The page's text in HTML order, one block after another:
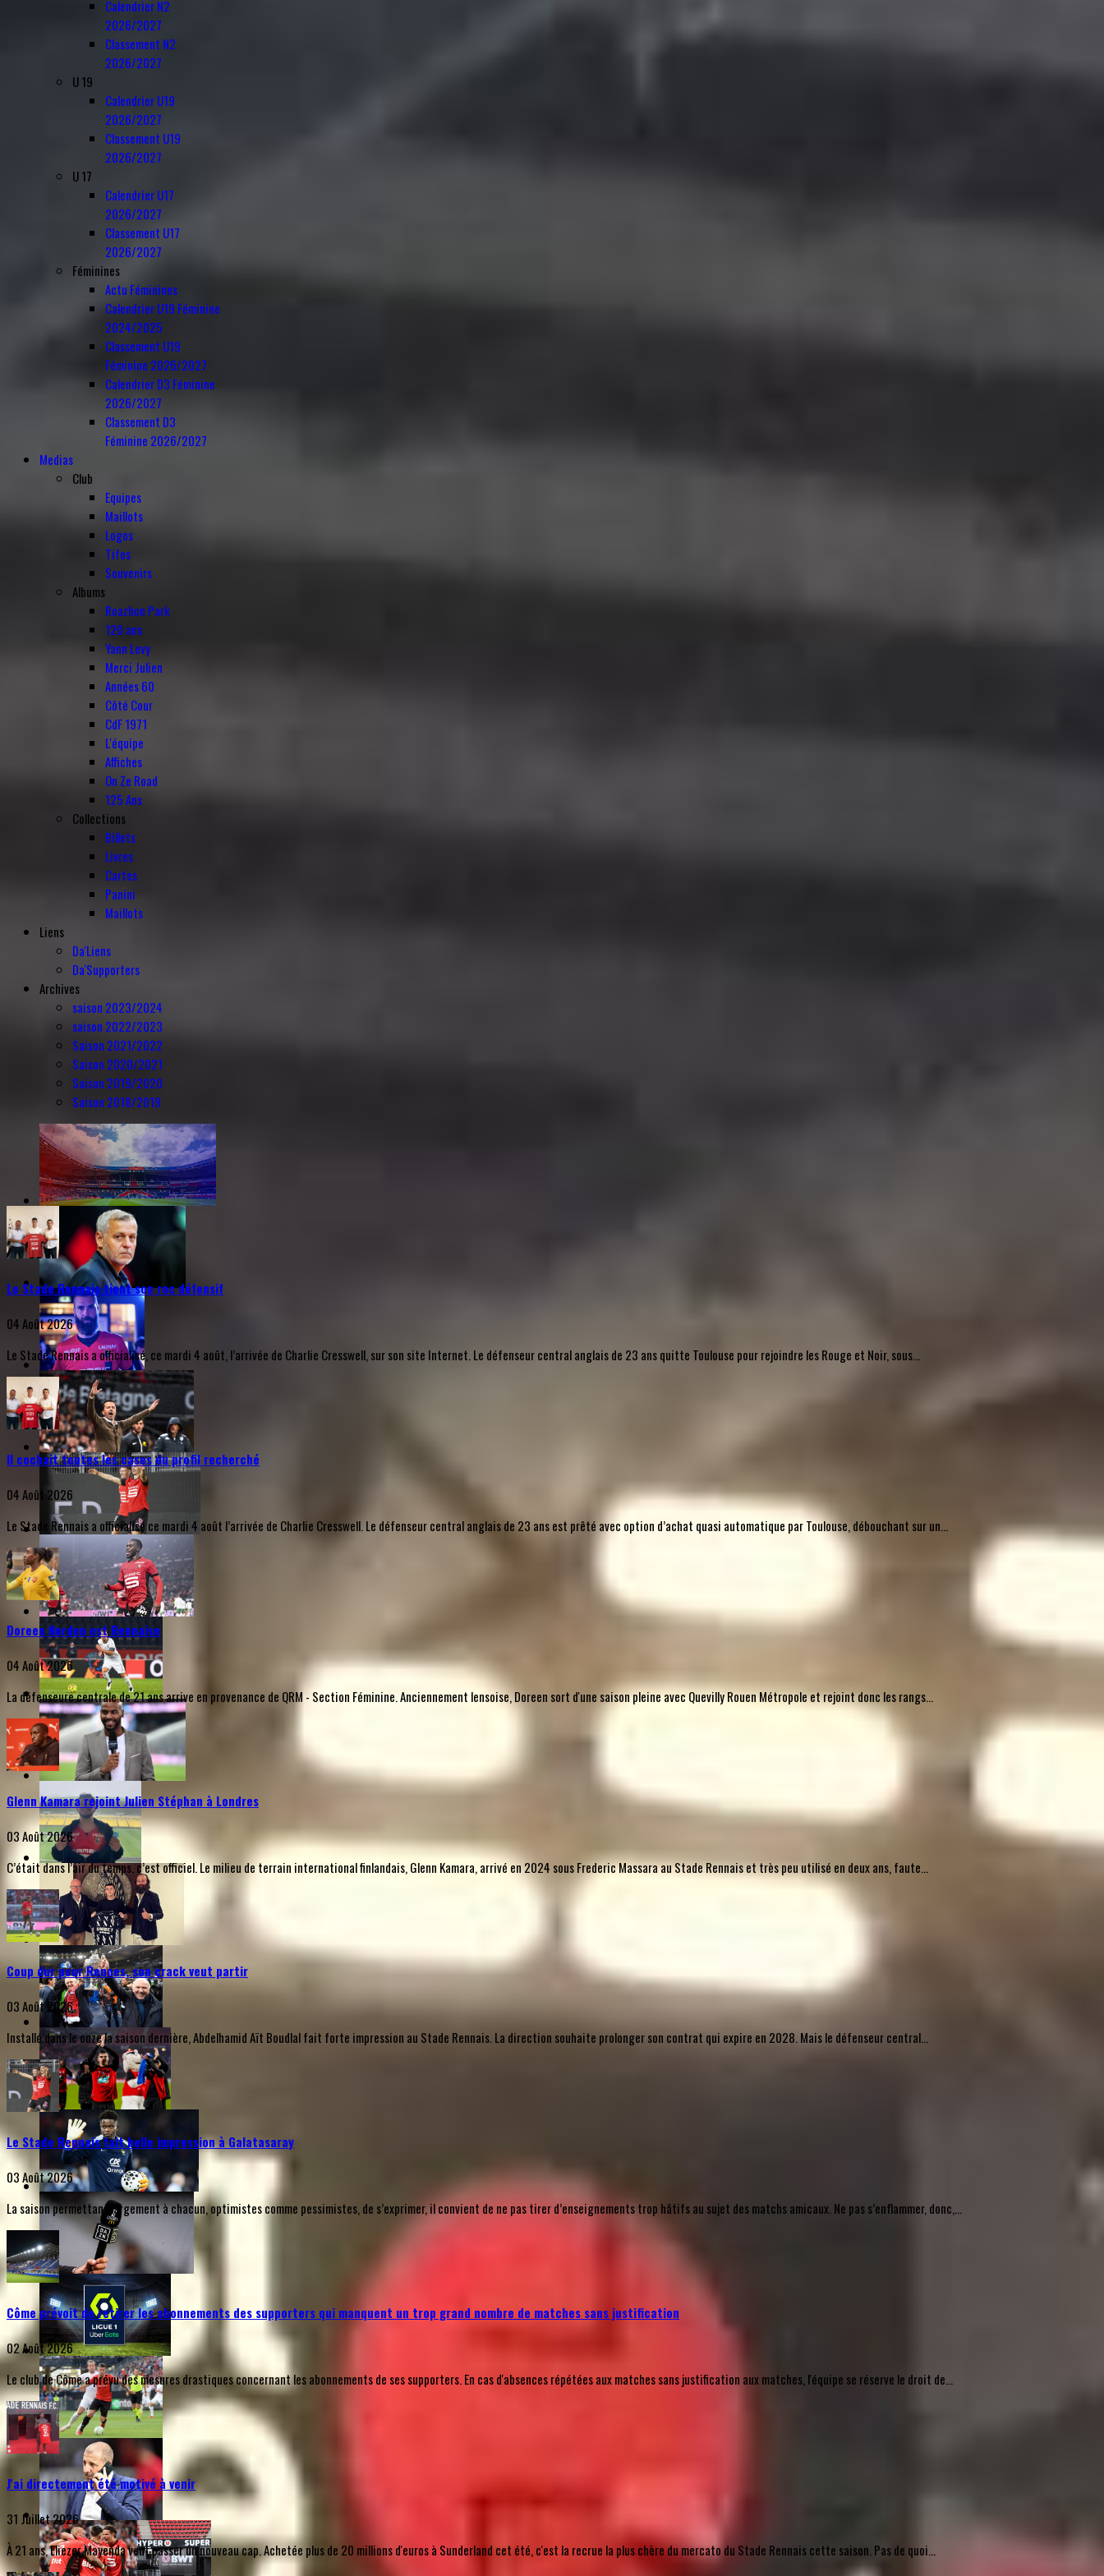
Calendrier N2
2026/2027
Classement N2
2026/2027
U 19
Calendrier U19
2026/2027
Classement U19
2026/2027
U 17
Calendrier U17
2026/2027
Classement U17
2026/2027
Féminines
Actu Féminines
Calendrier U19 Féminine
2024/2025
Classement U19
Féminine 2026/2027
Calendrier D3 Féminine
2026/2027
Classement D3
Féminine 2026/2027
Medias
Club
Equipes
Maillots
Logos
Tifos
Souvenirs
Albums
Roazhon Park
120 ans
Yann Levy
Merci Julien
Années 60
Côté Cour
CdF 1971
L'équipe
Affiches
On Ze Road
125 Ans
Collections
Billets
Livres
Cartes
Panini
Maillots
Liens
Da'Liens
Da'Supporters
Archives
saison 2023/2024
saison 2022/2023
Saison 2021/2022
Saison 2020/2021
Saison 2019/2020
Saison 2018/2019
Le Stade Rennais tient son roc défensif
04 Août 2026
Le Stade Rennais a officialisé, ce mardi 4 août, l’arrivée de Charlie Cresswell, sur son site Internet. Le défenseur central anglais de 23 ans quitte Toulouse pour rejoindre les Rouge et Noir, sous...
Il cochait toutes les cases du profil recherché
04 Août 2026
Le Stade Rennais a officialisé ce mardi 4 août l’arrivée de Charlie Cresswell. Le défenseur central anglais de 23 ans est prêté avec option d’achat quasi automatique par Toulouse, débouchant sur un...
Doreen Norden est Rennaise
04 Août 2026
La défenseure centrale de 21 ans arrive en provenance de QRM - Section Féminine. Anciennement lensoise, Doreen sort d'une saison pleine avec Quevilly Rouen Métropole et rejoint donc les rangs...
Glenn Kamara rejoint Julien Stéphan à Londres
03 Août 2026
C’était dans l’air du temps, c’est officiel. Le milieu de terrain international finlandais, Glenn Kamara, arrivé en 2024 sous Frederic Massara au Stade Rennais et très peu utilisé en deux ans, faute...
Coup dur pour Rennes, son crack veut partir
03 Août 2026
Installé dans le onze la saison dernière, Abdelhamid Aït Boudlal fait forte impression au Stade Rennais. La direction souhaite prolonger son contrat qui expire en 2028. Mais le défenseur central...
Le Stade Rennais fait belle impression à Galatasaray
03 Août 2026
La saison permettant largement à chacun, optimistes comme pessimistes, de s’exprimer, il convient de ne pas tirer d’enseignements trop hâtifs au sujet des matchs amicaux. Ne pas s’enflammer, donc,...
Côme prévoit de retirer les abonnements des supporters qui manquent un trop grand nombre de matches sans justification
02 Août 2026
Le club de Côme a prévu des mesures drastiques concernant les abonnements de ses supporters. En cas d'absences répétées aux matches sans justification aux matches, l'équipe se réserve le droit de...
J'ai directement été motivé à venir
31 Juillet 2026
À 21 ans, Eliezer Mayenda veut passer un nouveau cap. Achetée plus de 20 millions d'euros à Sunderland cet été, c'est la recrue la plus chère du mercato du Stade Rennais cette saison. Pas de quoi...